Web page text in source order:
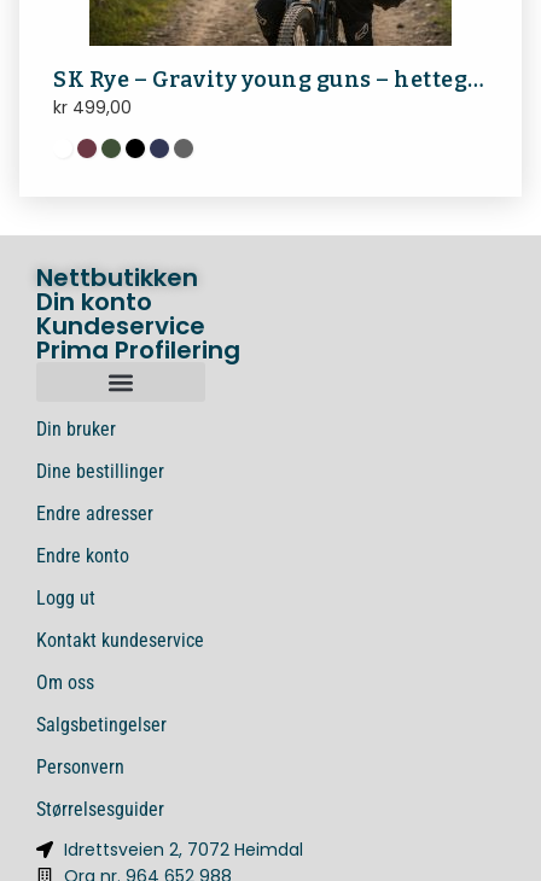
SK Rye – Gravity young guns – hettegenser
kr 499,00
Nettbutikken
Din konto
Kundeservice
Prima Profilering
Din bruker
Dine bestillinger
Endre adresser
Endre konto
Logg ut
Kontakt kundeservice
Om oss
Salgsbetingelser
Personvern
Størrelsesguider
Idrettsveien 2, 7072 Heimdal